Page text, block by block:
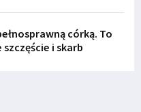
córką. To
i skarb